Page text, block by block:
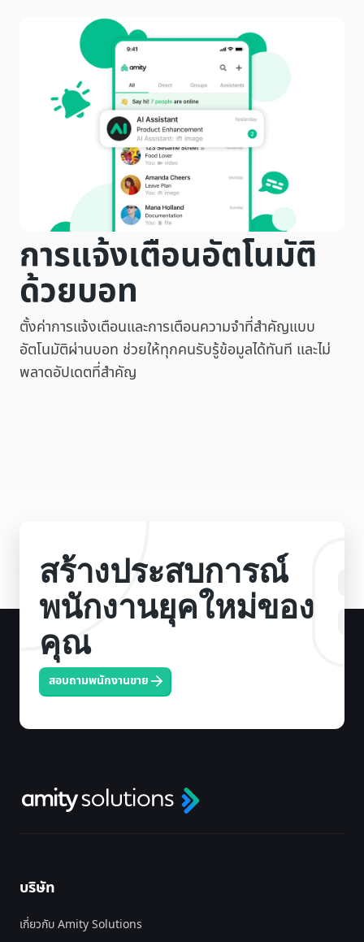
การแจ้งเตือนอัตโนมัติ
ด้วยบอท
ตั้งค่าการแจ้งเตือนและการเตือนความจำที่สำคัญแบบ
อัตโนมัติผ่านบอท ช่วยให้ทุกคนรับรู้ข้อมูลได้ทันที และไม่
พลาดอัปเดตที่สำคัญ
สร้าง​ประสบการณ์​
พนักงาน​ยุคใหม่​ของ
คุณ
สอบถามพนักงานขาย
บริษัท
เกี่ยวกับ Amity Solutions